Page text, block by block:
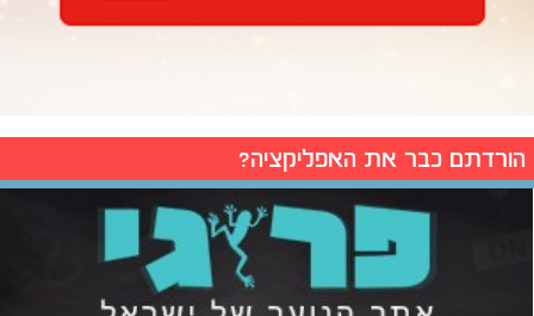
הורדתם כבר את האפליקציה?